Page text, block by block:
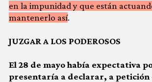
en la impunidad y que están
mantenerlo así.
JUZGAR A LOS PODEROSOS
El 28 de mayo había expectativa
presentaría a declarar, a petición